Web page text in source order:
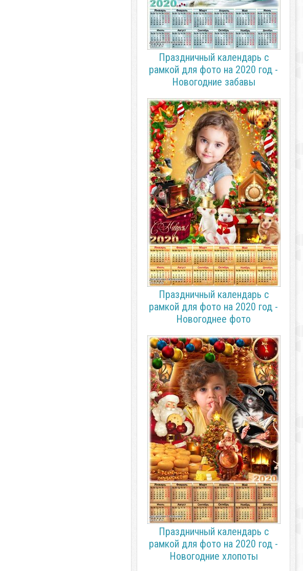
Праздничный календарь с
рамкой для фото на 2020 год -
Новогодние забавы
Праздничный календарь с
рамкой для фото на 2020 год -
Новогоднее фото
Праздничный календарь с
рамкой для фото на 2020 год -
Новогодние хлопоты